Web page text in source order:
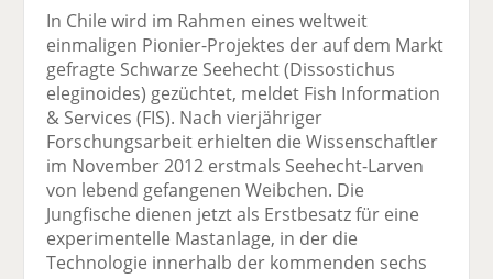
a
uf
F
ac
b
o
o
k
te
el
t
wi
tt
er
uf
Li
n
k
e
di
te
p
er
E
m
ai
l
v
se
n
D
ru
e
In Chile wird im Rahmen eines weltweit
einmaligen Pionier-Projektes der auf dem Markt
gefragte Schwarze Seehecht (Dissostichus
eleginoides) gezüchtet, meldet Fish Information
& Services (FIS). Nach vierjähriger
Forschungsarbeit erhielten die Wissenschaftler
im November 2012 erstmals Seehecht-Larven
von lebend gefangenen Weibchen. Die
Jungfische dienen jetzt als Erstbesatz für eine
experimentelle Mastanlage, in der die
Technologie innerhalb der kommenden sechs